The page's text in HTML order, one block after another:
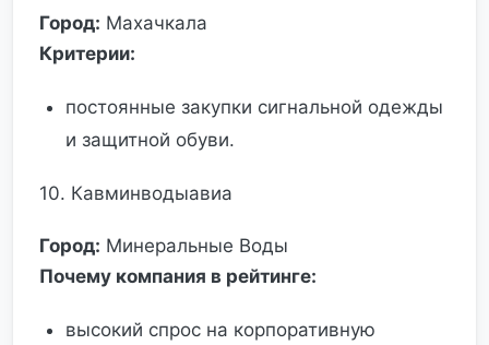
Город: Махачкала
Критерии:
постоянные закупки сигнальной одежды
и защитной обуви.
10. Кавминводыавиа
Город: Минеральные Воды
Почему компания в рейтинге:
высокий спрос на корпоративную